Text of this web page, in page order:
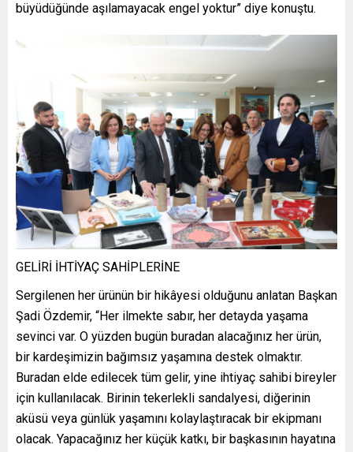
büyüdüğünde aşılamayacak engel yoktur” diye konuştu.
GELİRİ İHTİYAÇ SAHİPLERİNE
Sergilenen her ürünün bir hikâyesi olduğunu anlatan Başkan
Şadi Özdemir, “Her ilmekte sabır, her detayda yaşama
sevinci var. O yüzden bugün buradan alacağınız her ürün,
bir kardeşimizin bağımsız yaşamına destek olmaktır.
Buradan elde edilecek tüm gelir, yine ihtiyaç sahibi bireyler
için kullanılacak. Birinin tekerlekli sandalyesi, diğerinin
aküsü veya günlük yaşamını kolaylaştıracak bir ekipmanı
olacak. Yapacağınız her küçük katkı, bir başkasının hayatına